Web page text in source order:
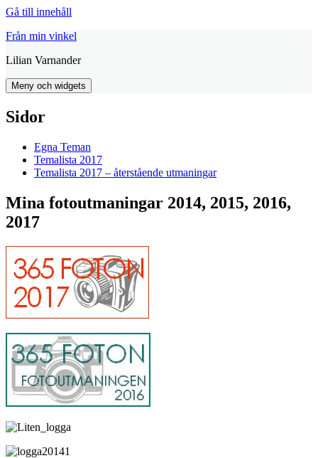
Gå till innehåll
Från min vinkel
Lilian Varnander
Meny och widgets
Sidor
Egna Teman
Temalista 2017
Temalista 2017 – återstående utmaningar
Mina fotoutmaningar 2014, 2015, 2016,
2017